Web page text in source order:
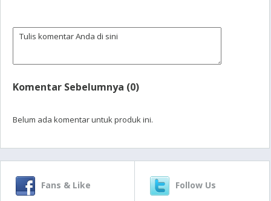
Komentar Sebelumnya (0)
Belum ada komentar untuk produk ini.
Fans & Like Follow Us